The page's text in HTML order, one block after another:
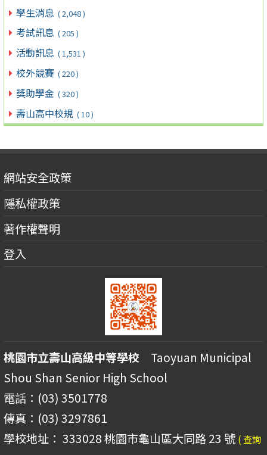
學生消息 ( 2,048 )
考試訊息 ( 205 )
活動訊息 ( 1,531 )
校外競賽 ( 220 )
獎助學金 ( 320 )
壽山高中校規 ( 10 )
網站安全政策
隱私權政策
著作權聲明
登入
桃園市立壽山高級中等學校 Taoyuan Municipal
Shou Shan Senior High School
電話：(03) 3501778
傳真：(03) 3297861
學校地址： 333028 桃園市龜山區大同路 23 號 ( 查詢